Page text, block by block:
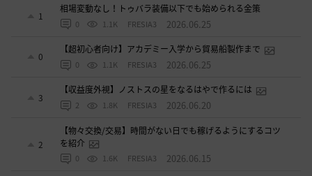
1
相場変動なし！トゥバラ装備以下でも始められる金策
0 1.1K FRESIA3 2026.06.25
0
【超初心者向け】アカデミー入学から貿易船製作まで
0 1.1K FRESIA3 2026.06.25
3
【収益度外視】ノストスの星をなるはやで作るには
2 1.8K FRESIA3 2026.06.20
2
【物々交換/交易】時間がない日でも稼げるようにするコツ
を紹介
0 1.6K FRESIA3 2026.06.15